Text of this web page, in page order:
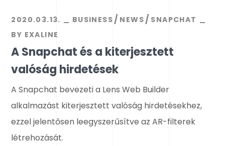
2020.03.13. BUSINESS NEWS
SNAPCHAT
BY EXALINE
A Snapchat és a kiterjesztett
valóság hirdetések
A Snapchat bevezeti a Lens Web Builder
alkalmazást kiterjesztett valóság hirdetésekhez,
ezzel jelentősen leegyszerűsítve az AR-filterek
létrehozását.